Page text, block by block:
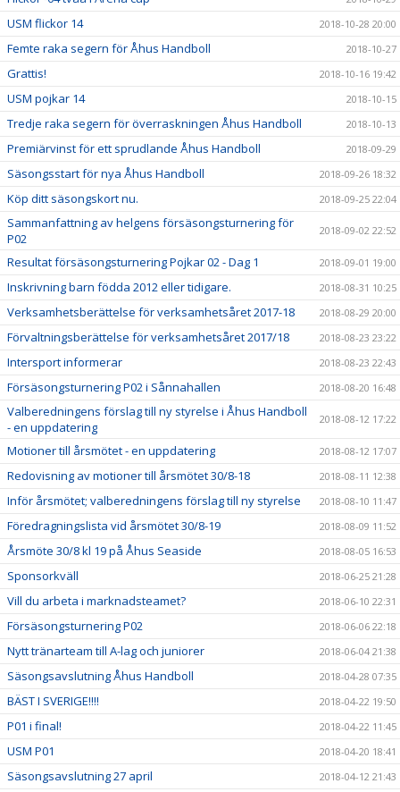
USM flickor 14 2018-10-28 20:00
Femte raka segern för Åhus Handboll 2018-10-27
Grattis! 2018-10-16 19:42
USM pojkar 14 2018-10-15
Tredje raka segern för överraskningen Åhus Handboll 2018-10-13
Premiärvinst för ett sprudlande Åhus Handboll 2018-09-29
Säsongsstart för nya Åhus Handboll 2018-09-26 18:32
Köp ditt säsongskort nu. 2018-09-25 22:04
Sammanfattning av helgens försäsongsturnering för
P02
2018-09-02 22:52
Resultat försäsongsturnering Pojkar 02 - Dag 1 2018-09-01 19:00
Inskrivning barn födda 2012 eller tidigare. 2018-08-31 10:25
Verksamhetsberättelse för verksamhetsåret 2017-18 2018-08-29 20:00
Förvaltningsberättelse för verksamhetsåret 2017/18 2018-08-23 23:22
Intersport informerar 2018-08-23 22:43
Försäsongsturnering P02 i Sånnahallen 2018-08-20 16:48
Valberedningens förslag till ny styrelse i Åhus Handboll
- en uppdatering
2018-08-12 17:22
Motioner till årsmötet - en uppdatering 2018-08-12 17:07
Redovisning av motioner till årsmötet 30/8-18 2018-08-11 12:38
Inför årsmötet; valberedningens förslag till ny styrelse 2018-08-10 11:47
Föredragningslista vid årsmötet 30/8-19 2018-08-09 11:52
Årsmöte 30/8 kl 19 på Åhus Seaside 2018-08-05 16:53
Sponsorkväll 2018-06-25 21:28
Vill du arbeta i marknadsteamet? 2018-06-10 22:31
Försäsongsturnering P02 2018-06-06 22:18
Nytt tränarteam till A-lag och juniorer 2018-06-04 21:38
Säsongsavslutning Åhus Handboll 2018-04-28 07:35
BÄST I SVERIGE!!!! 2018-04-22 19:50
P01 i final! 2018-04-22 11:45
USM P01 2018-04-20 18:41
Säsongsavslutning 27 april 2018-04-12 21:43